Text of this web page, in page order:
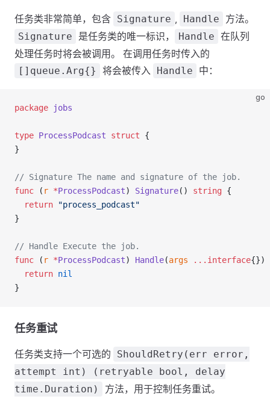
任务类非常简单，包含 Signature , Handle 方法。
Signature 是任务类的唯一标识， Handle 在队列
处理任务时将会被调用。 在调用任务时传入的
[]queue.Arg{} 将会被传入 Handle 中：
go
package jobs
type ProcessPodcast struct {
}
// Signature The name and signature of the job.
func ( r *ProcessPodcast) Signature() string {
  return
"process_podcast"
}
// Handle Execute the job.
func ( r *ProcessPodcast) Handle(args ...interface{})
  return
nil
}
任务重试
任务类支持一个可选的
ShouldRetry(err error,
attempt int) (retryable bool, delay
time.Duration)
方法，用于控制任务重试。